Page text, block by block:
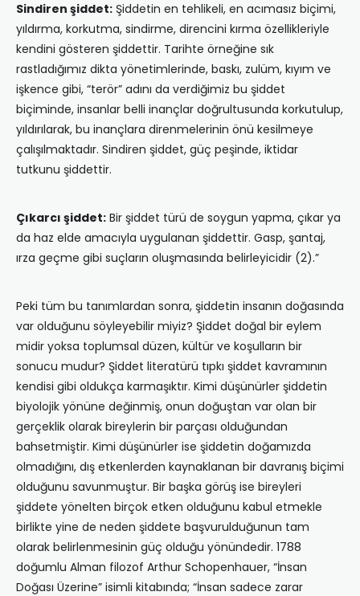
Sindiren şiddet: Şiddetin en tehlikeli, en acımasız biçimi,
yıldırma, korkutma, sindirme, direncini kırma özellikleriyle
kendini gösteren şiddettir. Tarihte örneğine sık
rastladığımız dikta yönetimlerinde, baskı, zulüm, kıyım ve
işkence gibi, “terör” adını da verdiğimiz bu şiddet
biçiminde, insanlar belli inançlar doğrultusunda korkutulup,
yıldırılarak, bu inançlara direnmelerinin önü kesilmeye
çalışılmaktadır. Sindiren şiddet, güç peşinde, iktidar
tutkunu şiddettir.
Çıkarcı şiddet: Bir şiddet türü de soygun yapma, çıkar ya
da haz elde amacıyla uygulanan şiddettir. Gasp, şantaj,
ırza geçme gibi suçların oluşmasında belirleyicidir (2).”
Peki tüm bu tanımlardan sonra, şiddetin insanın doğasında
var olduğunu söyleyebilir miyiz? Şiddet doğal bir eylem
midir yoksa toplumsal düzen, kültür ve koşulların bir
sonucu mudur? Şiddet literatürü tıpkı şiddet kavramının
kendisi gibi oldukça karmaşıktır. Kimi düşünürler şiddetin
biyolojik yönüne değinmiş, onun doğuştan var olan bir
gerçeklik olarak bireylerin bir parçası olduğundan
bahsetmiştir. Kimi düşünürler ise şiddetin doğamızda
olmadığını, dış etkenlerden kaynaklanan bir davranış biçimi
olduğunu savunmuştur. Bir başka görüş ise bireyleri
şiddete yönelten birçok etken olduğunu kabul etmekle
birlikte yine de neden şiddete başvurulduğunun tam
olarak belirlenmesinin güç olduğu yönündedir. 1788
doğumlu Alman filozof Arthur Schopenhauer, “İnsan
Doğası Üzerine” isimli kitabında; “İnsan sadece zarar